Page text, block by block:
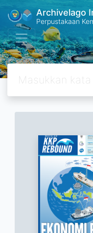
Archivelago
Perpustakaan